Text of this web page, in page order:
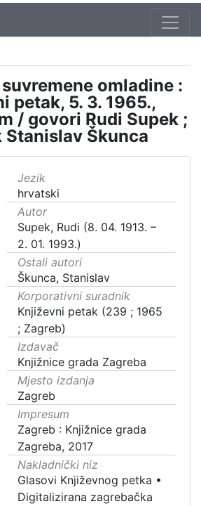
omladine :
petak, 5. 3. 1965.,
/ govori Rudi Supek ;
Stanislav Škunca
Jezik
hrvatski
Autor
Supek, Rudi (8. 04. 1913. –
2. 01. 1993.)
Ostali autori
Škunca, Stanislav
Korporativni suradnik
Književni petak (239 ; 1965
; Zagreb)
Izdavač
Knjižnice grada Zagreba
Mjesto izdanja
Zagreb
Impresum
Zagreb : Knjižnice grada
Zagreba, 2017
Nakladnički niz
Glasovi Književnog petka •
Digitalizirana zagrebačka